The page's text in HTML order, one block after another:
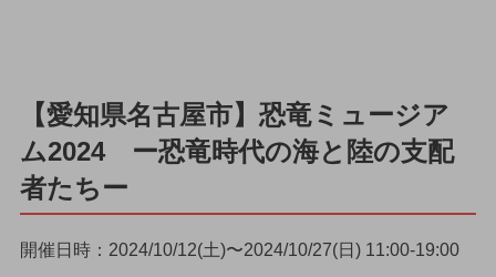
【愛知県名古屋市】恐竜ミュージア
ム2024 ー恐竜時代の海と陸の支配
者たちー
開催日時：2024/10/12(土)〜2024/10/27(日) 11:00-19:00